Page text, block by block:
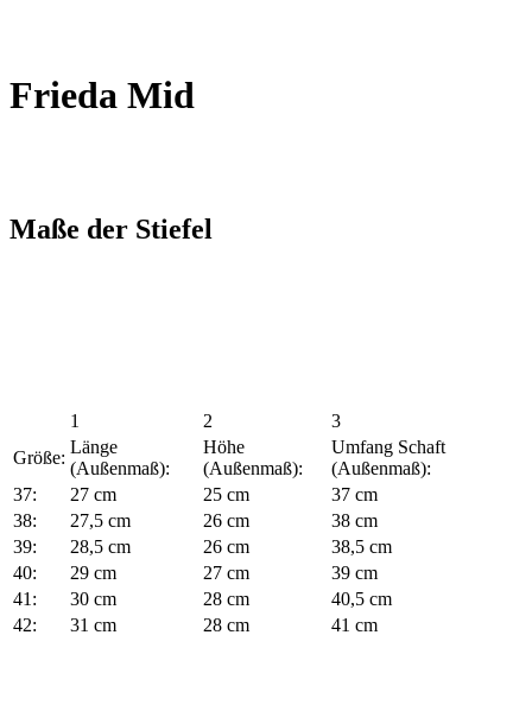
Frieda Mid
Maße der Stiefel
1 2
3
Größe:
Länge
(Außenmaß):
Höhe
(Außenmaß):
Umfang Schaft
(Außenmaß):
37:
27 cm 25 cm
37 cm
38:
27,5 cm 26 cm
38 cm
39:
28,5 cm 26 cm
38,5 cm
40:
29 cm 27 cm
39 cm
41:
30 cm 28 cm
40,5 cm
42:
31 cm 28 cm 41 cm